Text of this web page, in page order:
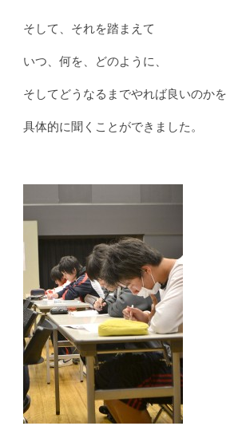
そして、それを踏まえて
いつ、何を、どのように、
そしてどうなるまでやれば良いのかを
具体的に聞くことができました。